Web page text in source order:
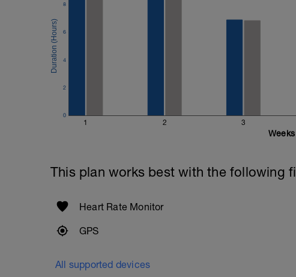
1 2 3
0
2
4
6
8
Weeks
This plan works best with the following
Heart Rate Monitor
GPS
All supported devices